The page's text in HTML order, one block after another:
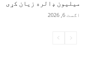
میلیون ډالره زیان کړی
اګست 6, 2026